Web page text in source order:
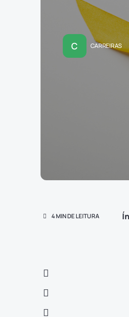
C CARREIRAS
4 MIN DE LEITURA